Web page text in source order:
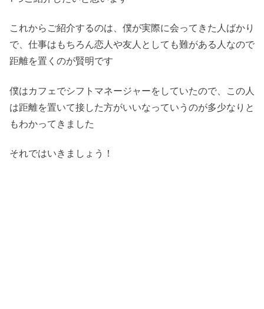
これからご紹介するのは、僕が実際に会ってきた人ばかり
で、仕事はもちろん恋人や友人としても難がある人なので
距離を置くのが賢明です
僕はカフェでシフトマネージャーをしていたので、この人
は距離を置いて接した方がいいなっていうのが多少なりと
もわかってきました
それではいきましょう！